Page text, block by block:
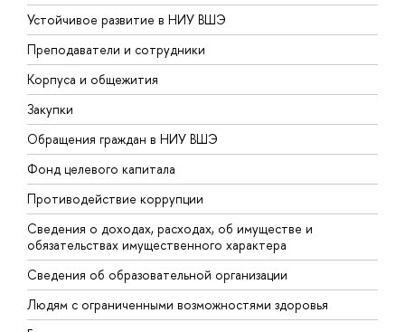
Устойчивое развитие в НИУ ВШЭ
Преподаватели и сотрудники
Корпуса и общежития
Закупки
Обращения граждан в НИУ ВШЭ
Фонд целевого капитала
Противодействие коррупции
Сведения о доходах, расходах, об имуществе и
обязательствах имущественного характера
Сведения об образовательной организации
Людям с ограниченными возможностями здоровья